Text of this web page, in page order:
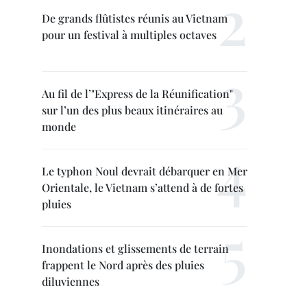
De grands flûtistes réunis au Vietnam
pour un festival à multiples octaves
Au fil de l’"Express de la Réunification"
sur l’un des plus beaux itinéraires au
monde
Le typhon Noul devrait débarquer en Mer
Orientale, le Vietnam s’attend à de fortes
pluies
Inondations et glissements de terrain
frappent le Nord après des pluies
diluviennes